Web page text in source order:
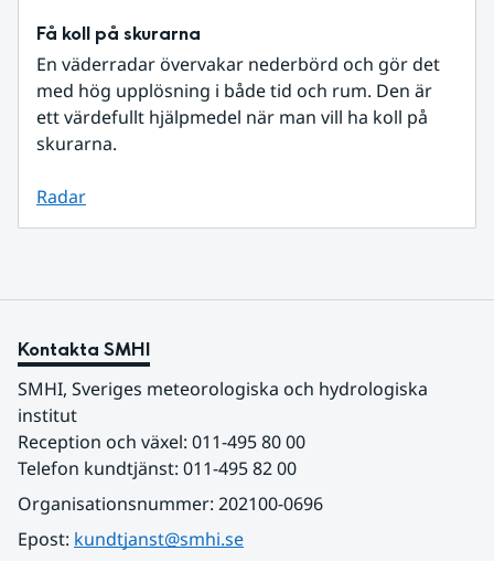
Få koll på skurarna
En väderradar övervakar nederbörd och gör det
med hög upplösning i både tid och rum. Den är
ett värdefullt hjälpmedel när man vill ha koll på
skurarna.
Radar
Kontakta SMHI
SMHI, Sveriges meteorologiska och hydrologiska
institut
Reception och växel: 011-495 80 00
Telefon kundtjänst: 011-495 82 00
Organisationsnummer: 202100-0696
Epost: kundtjanst@smhi.se